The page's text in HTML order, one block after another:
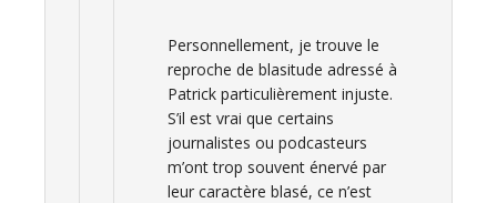
Personnellement, je trouve le
reproche de blasitude adressé à
Patrick particulièrement injuste.
S’il est vrai que certains
journalistes ou podcasteurs
m’ont trop souvent énervé par
leur caractère blasé, ce n’est